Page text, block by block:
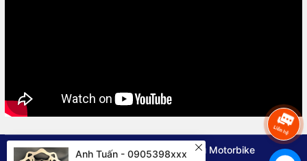
© Bản quyền thuộc vềNguyên Vũ Motorbike
Anh Tuấn - 0905398xxx